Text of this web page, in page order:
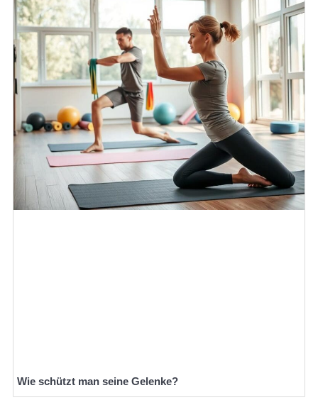
Wie schützt man seine Gelenke?